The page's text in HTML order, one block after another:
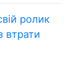
ролик
втрати